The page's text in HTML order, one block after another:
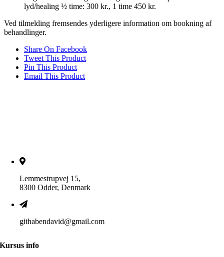
lyd/healing ½ time: 300 kr., 1 time 450 kr.
Ved tilmelding fremsendes yderligere information om bookning af
behandlinger.
Share On Facebook
Tweet This Product
Pin This Product
Email This Product
Lemmestrupvej 15,
8300 Odder, Denmark
githabendavid@gmail.com
Kursus info